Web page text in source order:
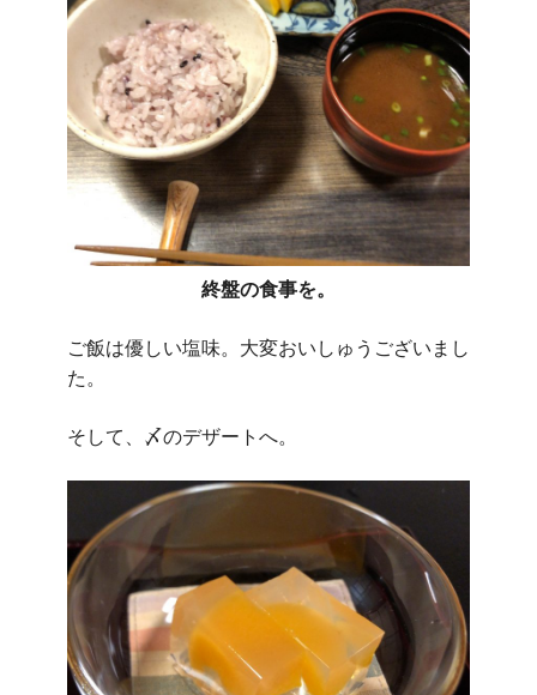
終盤の食事を。
ご飯は優しい塩味。大変おいしゅうございまし
た。
そして、〆のデザートへ。